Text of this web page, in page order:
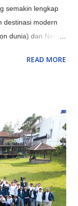
semakin lengkap
destinasi modern
dunia) dan Nimo
dan Bird &
dan edukatif.
Kekinian: Sarae
dunia (Eiffel,
dunia dalam
kebun teh
fasilitas glamping
bertema jamur
READ MORE